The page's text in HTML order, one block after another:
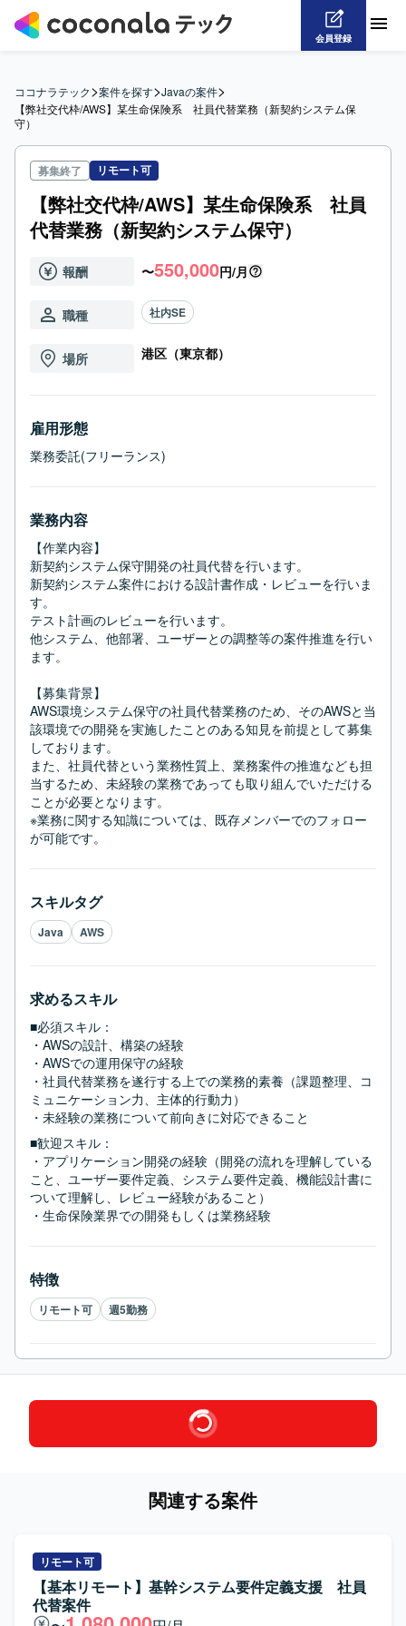
会員登録
ココナラテック>案件を探す>Javaの案件>
【弊社交代枠/AWS】某生命保険系　社員代替業務（新契約システム保
守）
募集終了 リモート可
【弊社交代枠/AWS】某生命保険系 社員
代替業務（新契約システム保守）
報酬 〜550,000円/月
職種 社内SE
場所 港区（東京都）
雇用形態
業務委託(フリーランス)
業務内容
【作業内容】
新契約システム保守開発の社員代替を行います。
新契約システム案件における設計書作成・レビューを行いま
す。
テスト計画のレビューを行います。
他システム、他部署、ユーザーとの調整等の案件推進を行い
ます。
【募集背景】
AWS環境システム保守の社員代替業務のため、そのAWSと当
該環境での開発を実施したことのある知見を前提として募集
しております。
また、社員代替という業務性質上、業務案件の推進なども担
当するため、未経験の業務であっても取り組んでいただける
ことが必要となります。
※業務に関する知識については、既存メンバーでのフォロー
が可能です。
スキルタグ
Java AWS
求めるスキル
■必須スキル：
・AWSの設計、構築の経験
・AWSでの運用保守の経験
・社員代替業務を遂行する上での業務的素養（課題整理、コ
ミュニケーション力、主体的行動力）
・未経験の業務について前向きに対応できること
■歓迎スキル：
・アプリケーション開発の経験（開発の流れを理解している
こと、ユーザー要件定義、システム要件定義、機能設計書に
ついて理解し、レビュー経験があること）
・生命保険業界での開発もしくは業務経験
特徴
リモート可 週5勤務
関連する案件
リモート可
【基本リモート】基幹システム要件定義支援 社員
代替案件